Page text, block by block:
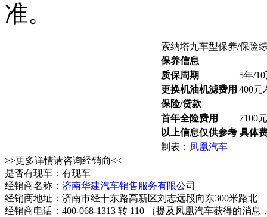
准。
索纳塔九车型保养/保险
保养信息
质保周期
5年/
更换机油机滤费用 400元
保险/贷款
首年全险费用
7100
以上信息仅供参考 具体
制表： 凤凰汽车
>>更多详情请咨询经销商<<
是否有现车：有现车
经销商名称： 济南华建汽车销售服务有限公司
经销商地址：济南市经十东路高新区刘志远段向东300米路北
经销商电话：400-068-1313 转 110
（提及凤凰汽车获得的消息